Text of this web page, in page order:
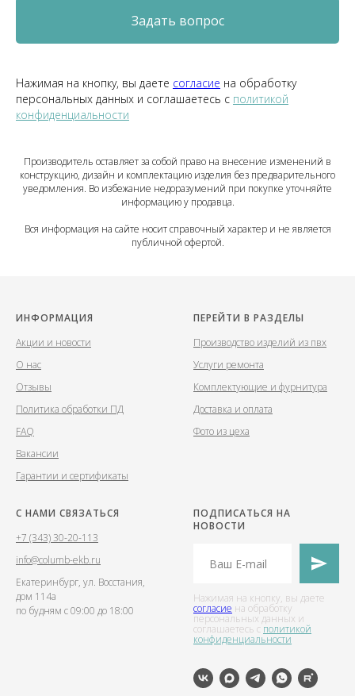
Задать вопрос
Нажимая на кнопку, вы даете согласие на обработку
персональных данных и соглашаетесь c политикой
конфиденциальности
Производитель оставляет за собой право на внесение изменений в
конструкцию, дизайн и комплектацию изделия без предварительного
уведомления. Во избежание недоразумений при покупке уточняйте
информацию у продавца.
Вся информация на сайте носит справочный характер и не является
публичной офертой.
ИНФОРМАЦИЯ
Акции и новости
О нас
Отзывы
Политика обработки ПД
FAQ
Вакансии
Гарантии и сертификаты
ПЕРЕЙТИ В РАЗДЕЛЫ
Производство изделий из пвх
Услуги ремонта
Комплектующие и фурнитура
Доставка и оплата
Фото из цеха
С НАМИ СВЯЗАТЬСЯ
+7 (343) 30-20-113
info@columb-ekb.ru
Екатеринбург, ул. Восстания,
дом 114а
по будням с 09:00 до 18:00
ПОДПИСАТЬСЯ НА
НОВОСТИ
Нажимая на кнопку, вы даете
согласие на обработку
персональных данных и
соглашаетесь c политикой
конфиденциальности